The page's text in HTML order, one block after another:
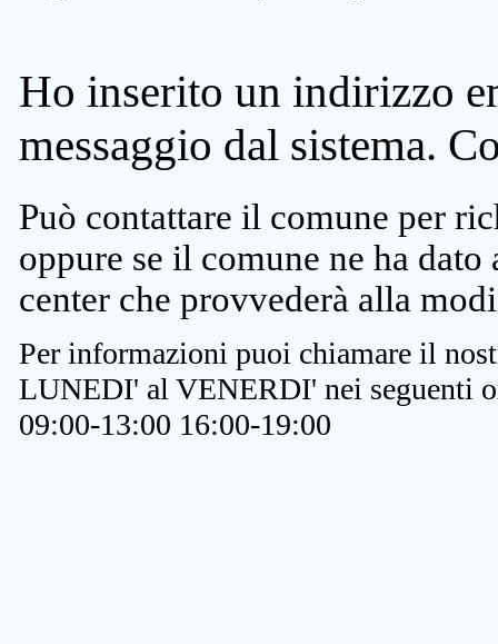
Ho inserito un indirizzo
messaggio dal sistema.
Può contattare il comune per
oppure se il comune ne ha
center che provvederà alla
Per informazioni puoi chiamare il
LUNEDI' al VENERDI' nei seguenti
09:00-13:00 16:00-19:00